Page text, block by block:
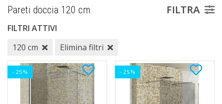
Pareti doccia 120 cm FILTRA
FILTRI ATTIVI
120 cm
Elimina filtri
- 25 % - 25 %